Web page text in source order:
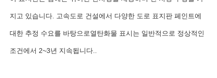
지고 있습니다. 고속도로 건설에서 다양한 도로 표지판 페인트에
대한 추정 수요를 바탕으로열탄화물 표시는 일반적으로 정상적인
조건에서 2~3년 지속됩니다..